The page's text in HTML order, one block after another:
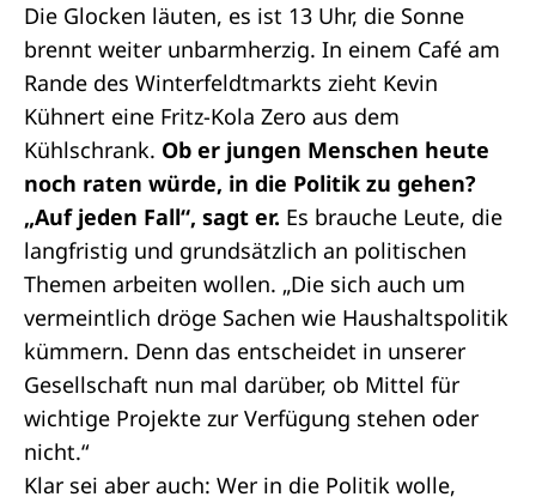
Die Glocken läuten, es ist 13 Uhr, die Sonne
brennt weiter unbarmherzig. In einem Café am
Rande des Winterfeldtmarkts zieht Kevin
Kühnert eine Fritz-Kola Zero aus dem
Kühlschrank. Ob er jungen Menschen heute
noch raten würde, in die Politik zu gehen?
„Auf jeden Fall“, sagt er. Es brauche Leute, die
langfristig und grundsätzlich an politischen
Themen arbeiten wollen. „Die sich auch um
vermeintlich dröge Sachen wie Haushaltspolitik
kümmern. Denn das entscheidet in unserer
Gesellschaft nun mal darüber, ob Mittel für
wichtige Projekte zur Verfügung stehen oder
nicht.“
Klar sei aber auch: Wer in die Politik wolle,